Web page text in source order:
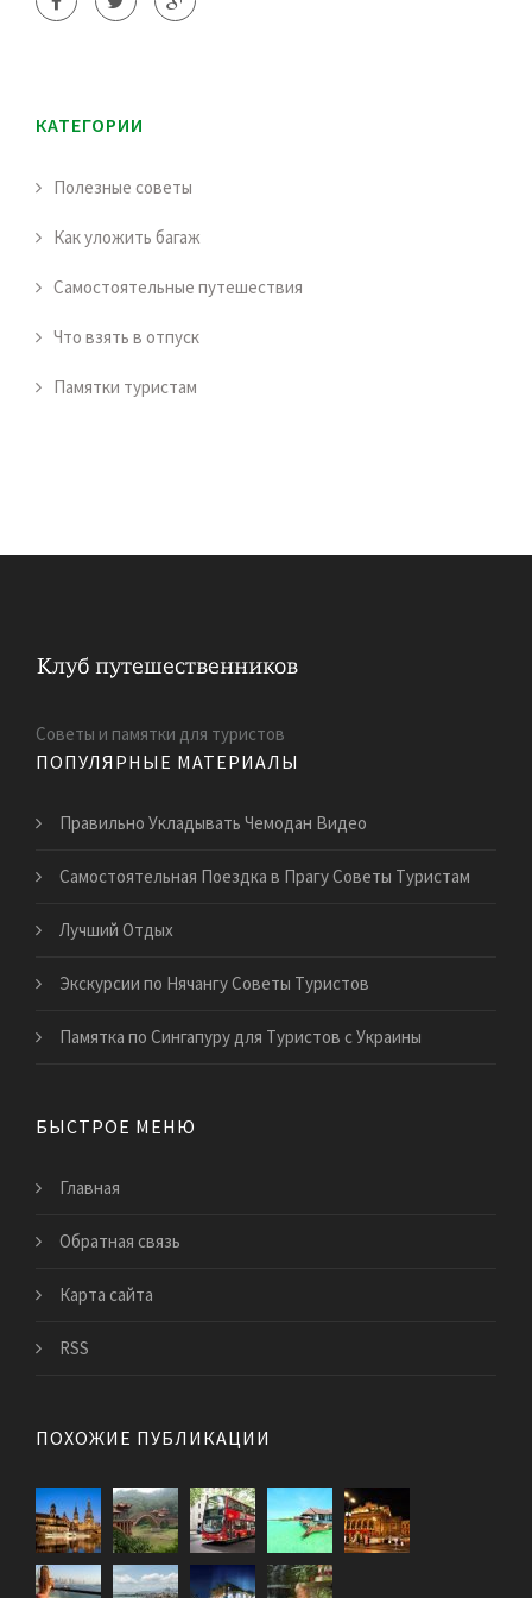
КАТЕГОРИИ
Полезные советы
Как уложить багаж
Самостоятельные путешествия
Что взять в отпуск
Памятки туристам
Советы и памятки для туристов
ПОПУЛЯРНЫЕ МАТЕРИАЛЫ
Правильно Укладывать Чемодан Видео
Самостоятельная Поездка в Прагу Советы Туристам
Лучший Отдых
Экскурсии по Нячангу Советы Туристов
Памятка по Сингапуру для Туристов с Украины
БЫСТРОЕ МЕНЮ
Главная
Обратная связь
Карта сайта
RSS
ПОХОЖИЕ ПУБЛИКАЦИИ